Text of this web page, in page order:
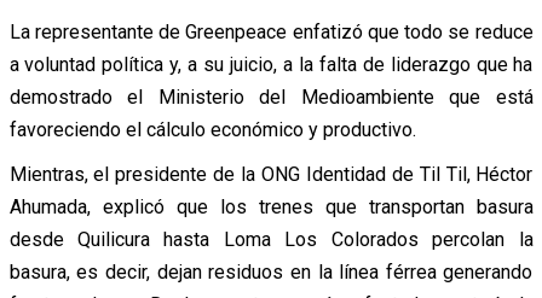
La representante de Greenpeace enfatizó que todo se reduce
a voluntad política y, a su juicio, a la falta de liderazgo que ha
demostrado el Ministerio del Medioambiente que está
favoreciendo el cálculo económico y productivo.
Mientras, el presidente de la ONG Identidad de Til Til, Héctor
Ahumada, explicó que los trenes que transportan basura
desde Quilicura hasta Loma Los Colorados percolan la
basura, es decir, dejan residuos en la línea férrea generando